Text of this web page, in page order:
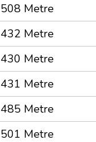
508 Metre
432 Metre
430 Metre
431 Metre
485 Metre
501 Metre